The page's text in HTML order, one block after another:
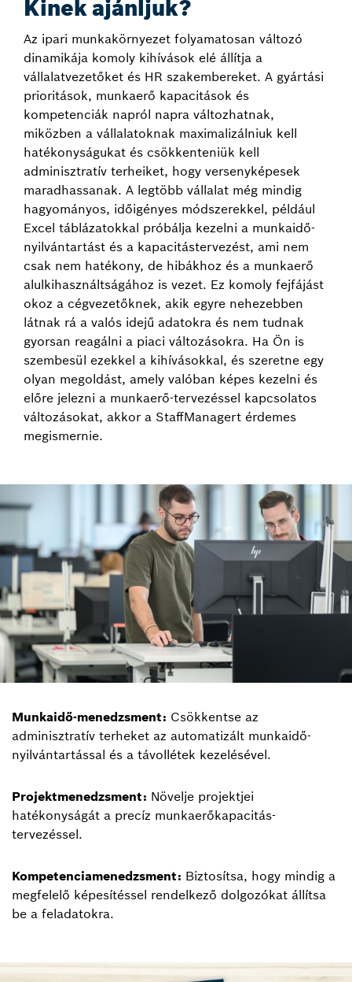
Kinek ajánljuk?
Az ipari munkakörnyezet folyamatosan változó
dinamikája komoly kihívások elé állítja a
vállalatvezetőket és HR szakembereket. A gyártási
prioritások, munkaerő kapacitások és
kompetenciák napról napra változhatnak,
miközben a vállalatoknak maximalizálniuk kell
hatékonyságukat és csökkenteniük kell
adminisztratív terheiket, hogy versenyképesek
maradhassanak. A legtöbb vállalat még mindig
hagyományos, időigényes módszerekkel, például
Excel táblázatokkal próbálja kezelni a munkaidő-
nyilvántartást és a kapacitástervezést, ami nem
csak nem hatékony, de hibákhoz és a munkaerő
alulkihasználtságához is vezet. Ez komoly fejfájást
okoz a cégvezetőknek, akik egyre nehezebben
látnak rá a valós idejű adatokra és nem tudnak
gyorsan reagálni a piaci változásokra. Ha Ön is
szembesül ezekkel a kihívásokkal, és szeretne egy
olyan megoldást, amely valóban képes kezelni és
előre jelezni a munkaerő-tervezéssel kapcsolatos
változásokat, akkor a StaffManagert érdemes
megismernie.
Munkaidő-menedzsment: Csökkentse az
adminisztratív terheket az automatizált munkaidő-
nyilvántartással és a távollétek kezelésével.
Projektmenedzsment: Növelje projektjei
hatékonyságát a precíz munkaerőkapacitás-
tervezéssel.
Kompetenciamenedzsment: Biztosítsa, hogy mindig a
megfelelő képesítéssel rendelkező dolgozókat állítsa
be a feladatokra.